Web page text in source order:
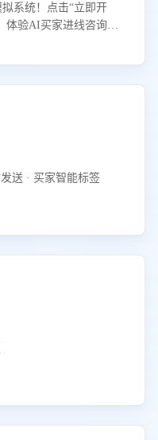
系统！点击“立即开
体验AI买家进线咨询真
送 · 买家智能标签